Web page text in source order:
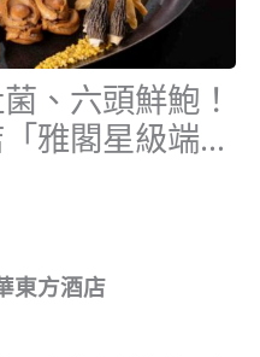
、六頭鮮鮑！
雅閣星級端午
東方酒店